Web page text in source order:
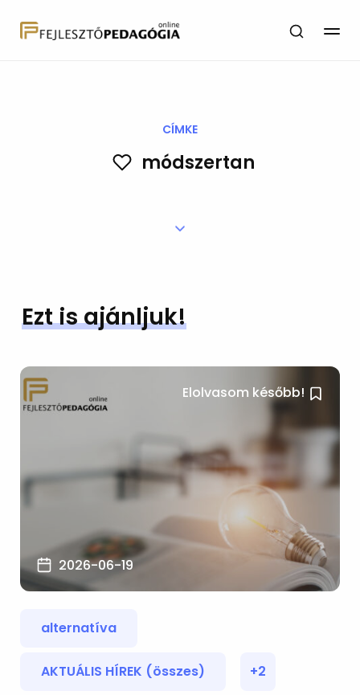
CÍMKE
módszertan
Ezt is ajánljuk!
Elolvasom később!
2026-06-19
alternatíva
AKTUÁLIS HÍREK (összes) +2